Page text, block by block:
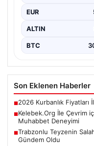
EUR
ALTIN
BTC
Son Eklenen Haberler
■2026 Kurbanlık
■Kelebek.Org İle Çevrim
Muhabbet Deneyimi
■Trabzonlu Teyzenin
Gündem Oldu